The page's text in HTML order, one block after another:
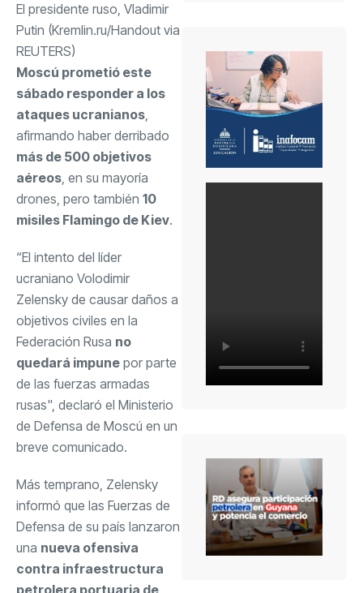
El presidente ruso, Vladimir
Putin (Kremlin.ru/Handout via
REUTERS)
Moscú prometió este
sábado responder a los
ataques ucranianos,
afirmando haber derribado
más de 500 objetivos
aéreos, en su mayoría
drones, pero también 10
misiles Flamingo de Kiev.
“El intento del líder
ucraniano Volodimir
Zelensky de causar daños a
objetivos civiles en la
Federación Rusa no
quedará impune por parte
de las fuerzas armadas
rusas", declaró el Ministerio
de Defensa de Moscú en un
breve comunicado.
Más temprano, Zelensky
informó que las Fuerzas de
Defensa de su país lanzaron
una nueva ofensiva
contra infraestructura